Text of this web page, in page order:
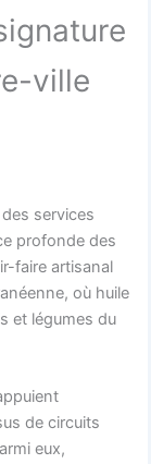
ville
services
profonde des
faire artisanal
où huile
et légumes du
de circuits
eux,